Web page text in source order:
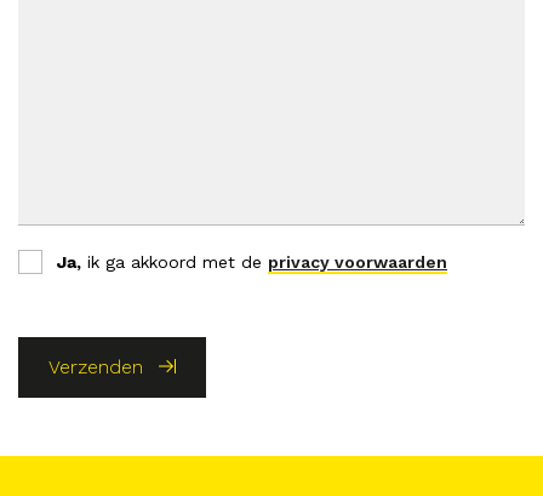
Ja, ik ga akkoord met de privacy voorwaarden
Verzenden